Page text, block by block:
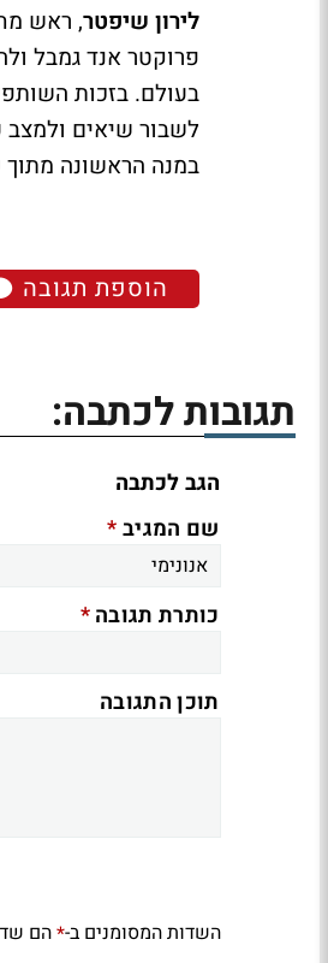
לירון שיפטר, ראש
בעולם. בזכות
לשבור שיאים ולמצב
במנה הראשונה
הוספת תגובה
תגובות לכתבה:
הגב לכתבה
שם המגיב*
כותרת תגובה*
תוכן התגובה
השדות המסומנים ב-*הם